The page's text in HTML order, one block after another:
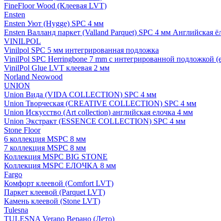
FineFloor Wood (Клеевая LVT)
Ensten
Ensten Уют (Hygge) SPC 4 мм
Ensten Валланд паркет (Valland Parquet) SPC 4 мм Английская
VINILPOL
Vinilpol SPC 5 мм интегрированная подложка
VinilPol SPC Herringbone 7 mm с интегрированной подложкой
VinilPol Glue LVT клеевая 2 мм
Norland Neowood
UNION
Union Вида (VIDA COLLECTION) SPC 4 мм
Union Творческая (CREATIVE COLLECTION) SPC 4 мм
Union Искусство (Art collection) английская елочка 4 мм
Union Экстракт (ESSENCE COLLECTION) SPC 4 мм
Stone Floor
6 коллекция MSPC 8 мм
7 коллекция MSPC 8 мм
Коллекция MSPC BIG STONE
Коллекция MSPC ЕЛОЧКА 8 мм
Fargo
Комфорт клеевой (Comfort LVT)
Паркет клеевой (Parquet LVT)
Камень клеевой (Stone LVT)
Tulesna
TULESNA Verano Верано (Лето)